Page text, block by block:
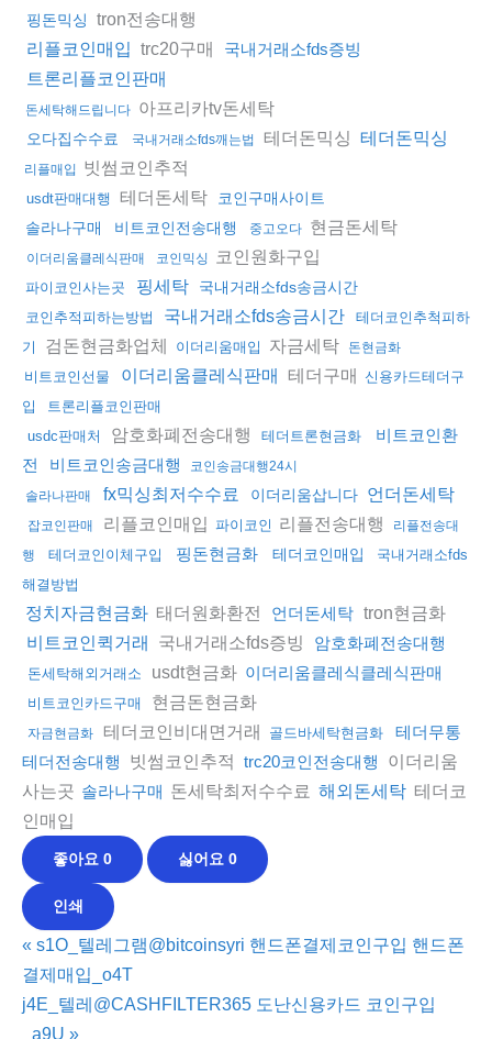
핑돈믹싱 tron전송대행
리플코인매입 trc20구매
국내거래소fds증빙
트론리플코인판매
돈세탁해드립니다 아프리카tv돈세탁
오다집수수료 국내거래소fds깨는법 테더돈믹싱 테더돈믹싱
리플매입 빗썸코인추적
usdt판매대행 테더돈세탁
코인구매사이트
솔라나구매
비트코인전송대행 중고오다 현금돈세탁
이더리움클레식판매 코인믹싱 코인원화구입
파이코인사는곳 핑세탁 국내거래소fds송금시간
코인추적피하는방법 국내거래소fds송금시간
테더코인추척피하
기
검돈현금화업체 이더리움매입 자금세탁 돈현금화
비트코인선물 이더리움클레식판매 테더구매 신용카드테더구
입
트론리플코인판매
usdc판매처
암호화폐전송대행 테더트론현금화
비트코인환
전
비트코인송금대행
코인송금대행24시
솔라나판매
fx믹싱최저수수료 이더리움삽니다 언더돈세탁
잡코인판매 리플코인매입 파이코인 리플전송대행
리플전송대
행
테더코인이체구입 핑돈현금화 테더코인매입
국내거래소fds
해결방법
정치자금현금화 태더원화환전 언더돈세탁 tron현금화
비트코인퀵거래 국내거래소fds증빙 암호화폐전송대행
돈세탁해외거래소 usdt현금화 이더리움클레식클레식판매
비트코인카드구매 현금돈현금화
자금현금화 테더코인비대면거래 골드바세탁현금화
테더무통
테더전송대행
빗썸코인추적 trc20코인전송대행
이더리움
사는곳 솔라나구매 돈세탁최저수수료 해외돈세탁 테더코
인매입
좋아요 0 싫어요 0
인쇄
« s1O_텔레그램@bitcoinsyri 핸드폰결제코인구입 핸드폰
결제매입_o4T
j4E_텔레@CASHFILTER365 도난신용카드 코인구입
_a9U »